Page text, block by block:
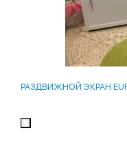
РАЗДВИЖНОЙ ЭКРАН